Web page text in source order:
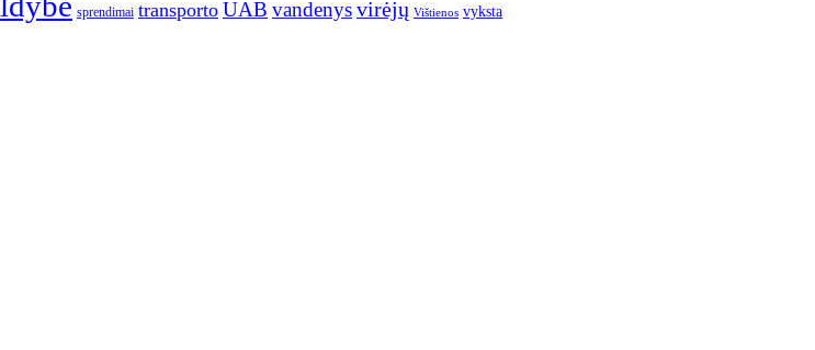
sprendimai transporto UAB vandenysvirėjų Vištienos vyksta